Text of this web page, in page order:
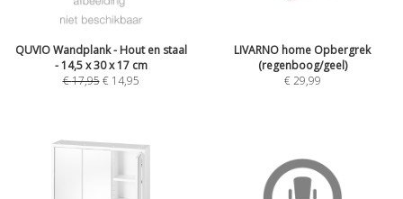
QUVIO Wandplank - Hout en staal
- 14,5 x 30 x 17 cm
€17,95 € 14,95
LIVARNO home Opbergrek
(regenboog/geel)
€29,99